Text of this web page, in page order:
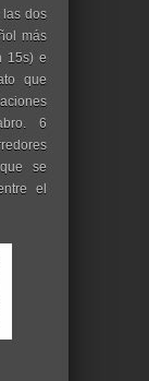
las dos
más
15s) e
que
6
se
el